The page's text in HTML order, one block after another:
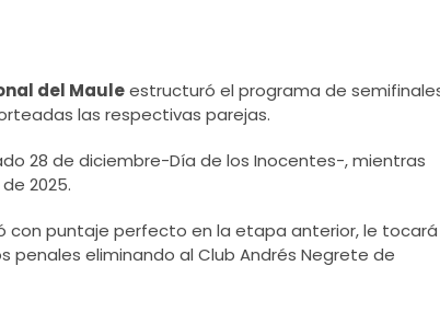
del Mauleestructuró el programa de
las respectivas parejas.
28 de diciembre-Día de los Inocentes-, mientras
2025.
con puntaje perfecto en la etapa anterior, le tocará
penales eliminando al Club Andrés Negrete de